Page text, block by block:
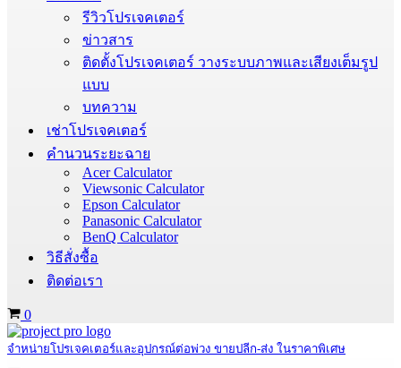
รีวิวโปรเจคเตอร์
ข่าวสาร
ติดตั้งโปรเจคเตอร์ วางระบบภาพและเสียงเต็มรูป
แบบ
บทความ
เช่าโปรเจคเตอร์
คำนวนระยะฉาย
Acer Calculator
Viewsonic Calculator
Epson Calculator
Panasonic Calculator
BenQ Calculator
วิธีสั่งซื้อ
ติดต่อเรา
Cart
0
จำหน่ายโปรเจคเตอร์และอุปกรณ์ต่อพ่วง ขายปลีก-ส่ง ในราคาพิเศษ